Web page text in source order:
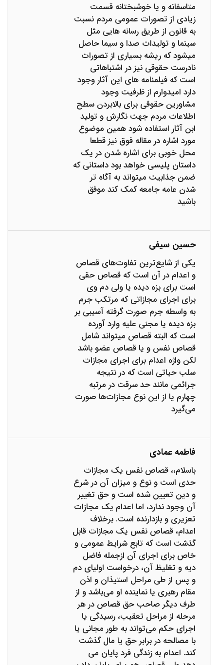
متاسفانه و یا خوشبختانه قسمت
زیادی از تصورات عمومی مردم نسبت
به قانون از طریق رسانه هایی مثل
سینما و تولیدات صدا و سیما حاصل
میشود که ریشه بسیاری از تصورات
نادرست حقوقی نیز در اشتباهاتی
است که فیلمنامه های این آثار وجود
دارد امیدوارم از ظرفیت وجود
مشاورین حقوقی برای بالابردن سطح
اطلاعات مردم جهت نگارش و تولید
ابن آثار استفاده شود همین موضوع
مورد اشاره در مقاله فوق نیز قطعا
محل خوبی برای اشاره شدن در یک
داستان پلیسی خواهد بود داستانی که
ضمن جذابیت میتواند به آگاه تر
شدن عامه جامعه کمک کند موفق
باشید
حسین سیفی
یکی از شایع‌ترین تفاوت‌های قصاص
و اعدام در آن است که قصاص حقی
است برای بزه دیده یا ولی دم وی
برای اجرای مجازاتی که مرتکب جرم
به واسطه جرم صورت گرفته آسیبی بر
بزه دیده یا مجنی علیه وارد آورده
است که البته قصاص میتواند شامل
قصاص نفس و یا قصاص عضو باشد
لکن واژه اعدام برای اجرای مجازات
سلب حیاتی است که در نتیجه
جرائمی مانند حد سرقت در مرتبه
چهارم یا از این نوع مجازات‌ها صورت
می‌گیرد
فاطمه عمادی
باسلام،، قصاص نفس یک مجازات
حدی است و نوع و میزان آن در شرع
و دین تعیین شده است و حق تغییر
آن وجود ندارد، اما اعدام یک مجازات
تعزیری و بازدارنده است. برخلاف
اعدام، قصاص نفس یک مجازات قابل
گذشت است که تابع شرایط عمومی و
خاص برای اجرای آن ازجمله فاضل
دیه و تغلیظ آن، درخواست اولیای دم
و پس از طی مراحل استیذان و اذن
مقام رهبری یا نماینده او می‌باشد و از
طرف دیگر صاحب حق قصاص در هر
مرحله از مراحل تعقیب، رسیدگی یا
اجرای حکم می‌تواند به طور مجانی یا
با مصالحه در برابر حق یا مال گذشت
کند. اعدام به زندگی فرد پایان می